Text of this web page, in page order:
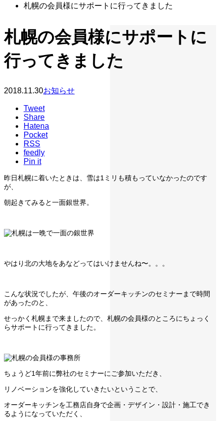
札幌の会員様にサポートに行ってきました
札幌の会員様にサポートに
行ってきました
2018.11.30お知らせ
Tweet
Share
Hatena
Pocket
RSS
feedly
Pin it
昨日札幌に着いたときは、雪は1ミリも積もっていなかったのです
が、
朝起きてみると一面銀世界。
やはり北の大地をあなどってはいけませんね〜。。。
こんな状況でしたが、午後のオーダーキッチンのセミナーまで時間
があったのと、
せっかく札幌まで来ましたので、札幌の会員様のところにちょっく
らサポートに行ってきました。
ちょうど1年前に弊社のセミナーにご参加いただき、
リノベーションを強化していきたいということで、
オーダーキッチンを工務店自身で企画・デザイン・設計・施工でき
るようになっていただく、